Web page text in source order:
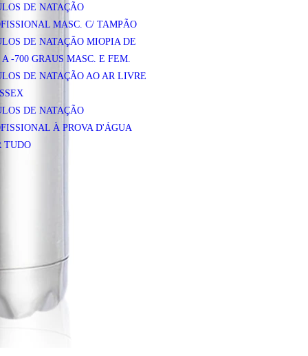
DE NATAÇÃO
MASC. C/ TAMPÃO
DE NATAÇÃO MIOPIA DE
A -700 GRAUS MASC. E FEM.
DE NATAÇÃO AO AR LIVRE
DE NATAÇÃO
À PROVA D'ÁGUA
TUDO